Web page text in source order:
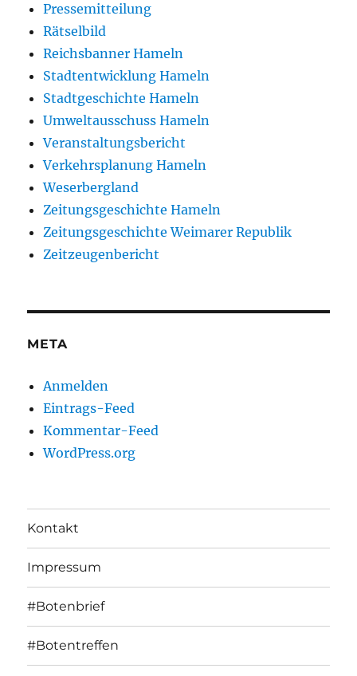
Pressemitteilung
Rätselbild
Reichsbanner Hameln
Stadtentwicklung Hameln
Stadtgeschichte Hameln
Umweltausschuss Hameln
Veranstaltungsbericht
Verkehrsplanung Hameln
Weserbergland
Zeitungsgeschichte Hameln
Zeitungsgeschichte Weimarer Republik
Zeitzeugenbericht
META
Anmelden
Eintrags-Feed
Kommentar-Feed
WordPress.org
Kontakt
Impressum
#Botenbrief
#Botentreffen